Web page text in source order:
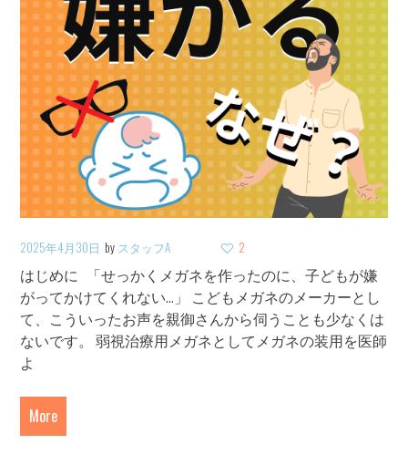
2025年4月30日 by スタッフA 2
はじめに 「せっかくメガネを作ったのに、子どもが嫌
がってかけてくれない…」 こどもメガネのメーカーとし
て、こういったお声を親御さんから伺うことも少なくは
ないです。 弱視治療用メガネとしてメガネの装用を医師
よ
More